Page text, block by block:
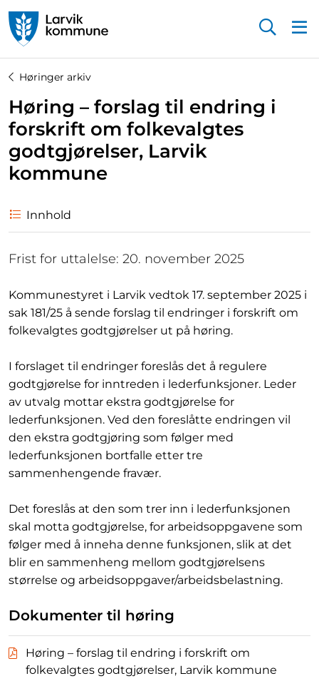
Høringer arkiv
Høring – forslag til endring i
forskrift om folkevalgtes
godtgjørelser, Larvik
kommune
Innhold
Frist for uttalelse: 20. november 2025
Kommunestyret i Larvik vedtok 17. september 2025 i
sak 181/25 å sende forslag til endringer i forskrift om
folkevalgtes godtgjørelser ut på høring.
I forslaget til endringer foreslås det å regulere
godtgjørelse for inntreden i lederfunksjoner. Leder
av utvalg mottar ekstra godtgjørelse for
lederfunksjonen. Ved den foreslåtte endringen vil
den ekstra godtgjøring som følger med
lederfunksjonen bortfalle etter tre
sammenhengende fravær.
Det foreslås at den som trer inn i lederfunksjonen
skal motta godtgjørelse, for arbeidsoppgavene som
følger med å inneha denne funksjonen, slik at det
blir en sammenheng mellom godtgjørelsens
størrelse og arbeidsoppgaver/arbeidsbelastning.
Dokumenter til høring
Høring – forslag til endring i forskrift om
folkevalgtes godtgjørelser, Larvik kommune